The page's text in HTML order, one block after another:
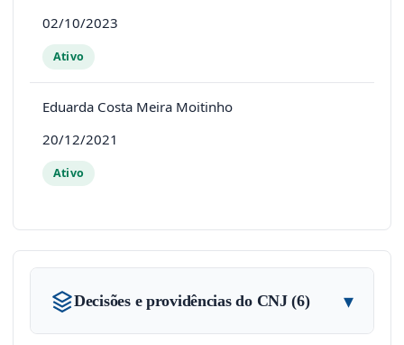
02/10/2023
Ativo
Eduarda Costa Meira Moitinho
20/12/2021
Ativo
Decisões e providências do CNJ (6) ▾